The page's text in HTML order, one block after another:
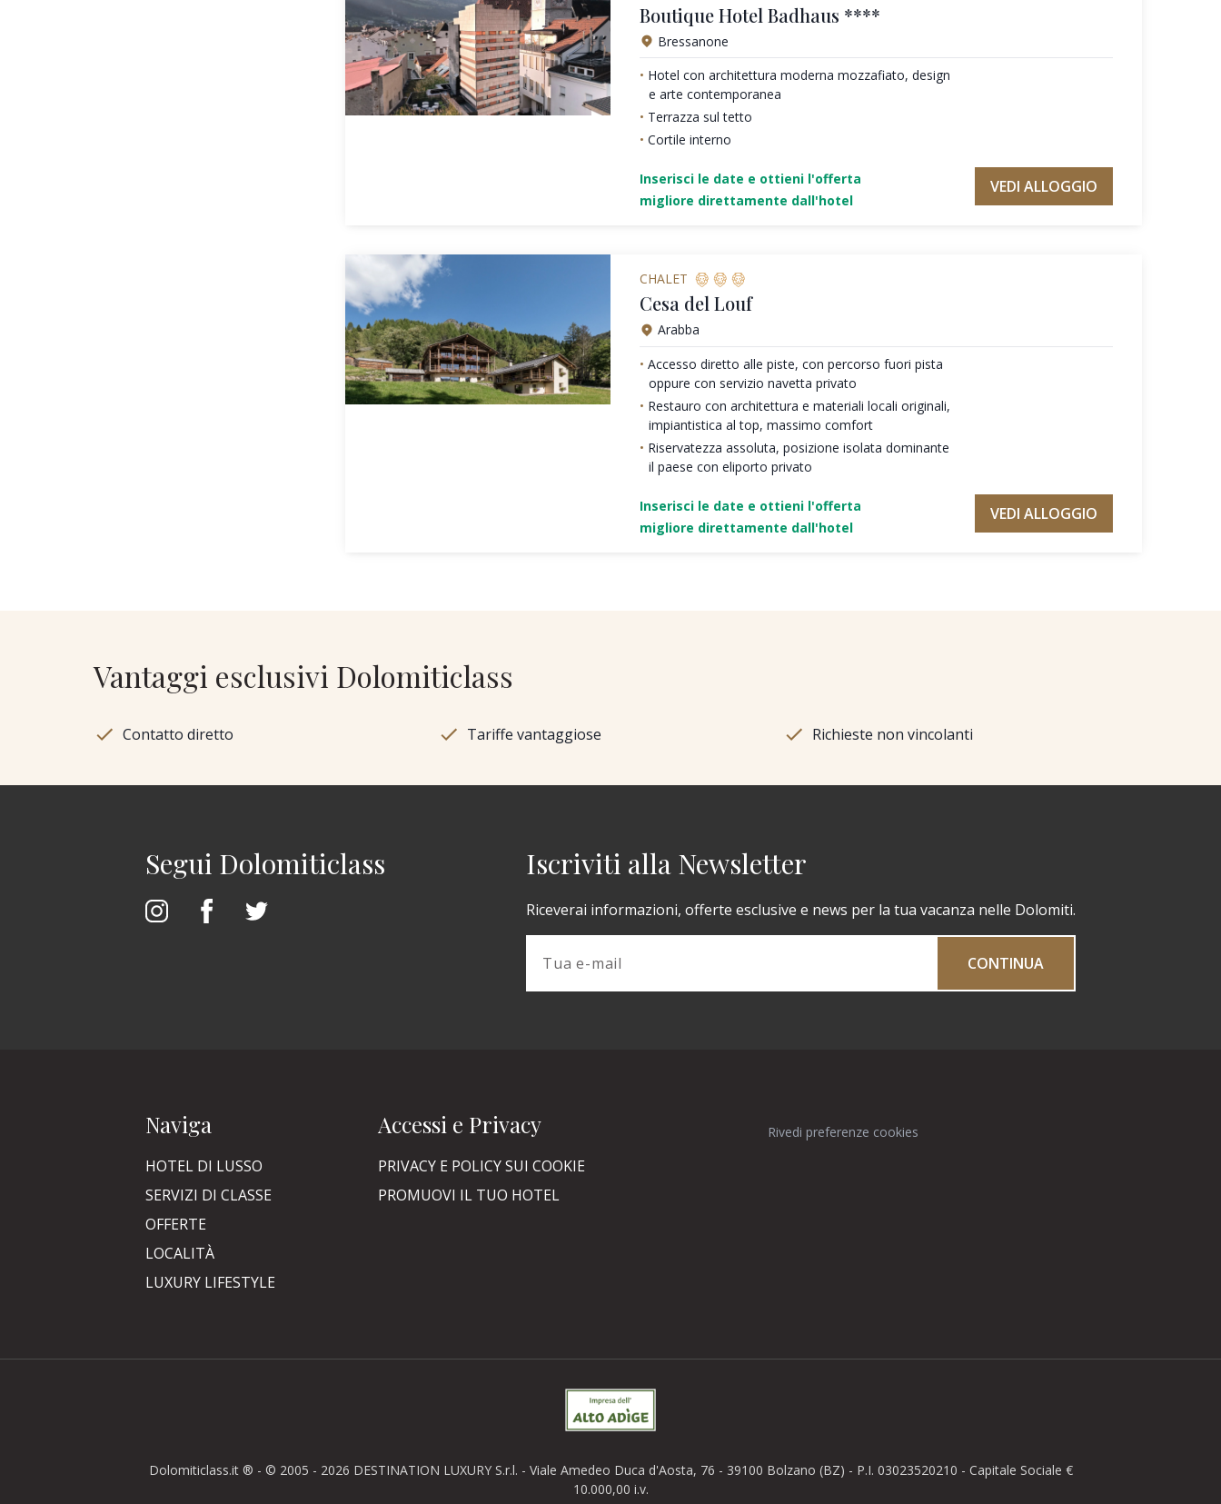
Boutique Hotel Badhaus ****
Bressanone
Hotel con architettura moderna mozzafiato, design
e arte contemporanea
Terrazza sul tetto
Cortile interno
Inserisci le date e ottieni l'offerta
migliore direttamente dall'hotel
VEDI ALLOGGIO
CHALET
Cesa del Louf
Arabba
Accesso diretto alle piste, con percorso fuori pista
oppure con servizio navetta privato
Restauro con architettura e materiali locali originali,
impiantistica al top, massimo comfort
Riservatezza assoluta, posizione isolata dominante
il paese con eliporto privato
Inserisci le date e ottieni l'offerta
migliore direttamente dall'hotel
VEDI ALLOGGIO
Vantaggi esclusivi Dolomiticlass
Contatto diretto Tariffe vantaggiose Richieste non vincolanti
Segui Dolomiticlass Iscriviti alla Newsletter
Riceverai informazioni, offerte esclusive e news per la tua vacanza nelle Dolomiti.
CONTINUA
Naviga
HOTEL DI LUSSO
SERVIZI DI CLASSE
OFFERTE
LOCALITÀ
LUXURY LIFESTYLE
Accessi e Privacy
PRIVACY E POLICY SUI COOKIE
PROMUOVI IL TUO HOTEL
Rivedi preferenze cookies
Dolomiticlass.it ® - © 2005 - 2026 DESTINATION LUXURY S.r.l. - Viale Amedeo Duca d'Aosta, 76 - 39100 Bolzano (BZ) - P.I. 03023520210 - Capitale Sociale €
10.000,00 i.v.